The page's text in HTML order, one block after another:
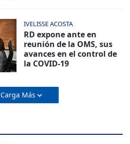
IVELISSE ACOSTA
RD expone ante en
reunión de la OMS, sus
avances en el control de
la COVID-19
Carga Más